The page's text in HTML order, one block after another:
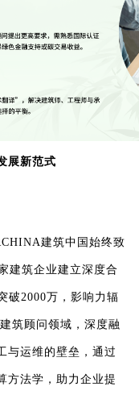
展新范式
建筑中国始终致
建筑企业建立深度合
破2000万，影响力辐
筑顾问领域，深度融
与运维的壁垒，通过
方法学，助力企业提